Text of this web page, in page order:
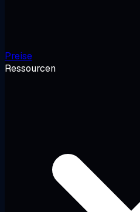
Preise
Ressourcen